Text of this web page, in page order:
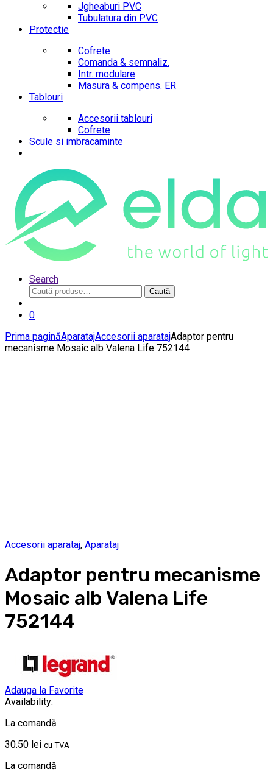
Jgheaburi PVC
Tubulatura din PVC
Protectie
Cofrete
Comanda & semnaliz.
Intr. modulare
Masura & compens. ER
Tablouri
Accesorii tablouri
Cofrete
Scule si imbracaminte
Search
Caută
după:
Caută
0
Prima paginăAparatajAccesorii aparatajAdaptor pentru
mecanisme Mosaic alb Valena Life 752144
Accesorii aparataj, Aparataj
Adaptor pentru mecanisme
Mosaic alb Valena Life
752144
Adauga la Favorite
Availability:
La comandă
30.50 lei cu TVA
La comandă